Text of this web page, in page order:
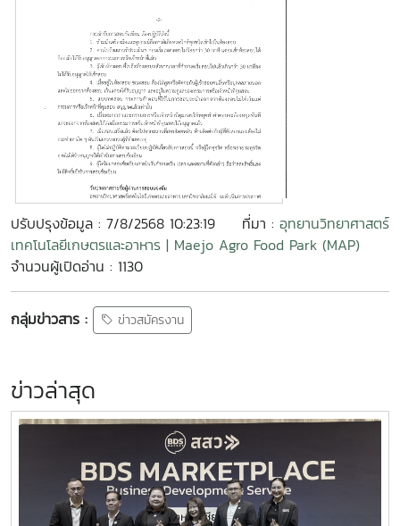
ปรับปรุงข้อมูล : 7/8/2568 10:23:19 ที่มา : อุทยานวิทยาศาสตร์
เทคโนโลยีเกษตรและอาหาร | Maejo Agro Food Park (MAP)
จำนวนผู้เปิดอ่าน : 1130
กลุ่มข่าวสาร : ข่าวสมัครงาน
ข่าวล่าสุด